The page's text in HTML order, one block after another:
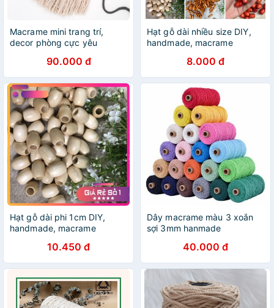
Macrame mini trang trí,
decor phòng cực yêu
90.000 đ
Hạt gỗ dài nhiều size DIY,
handmade, macrame
8.000 đ
Hạt gỗ dài phi 1cm DIY,
handmade, macrame
10.450 đ
Dây macrame màu 3 xoắn
sợi 3mm hanmade
40.000 đ